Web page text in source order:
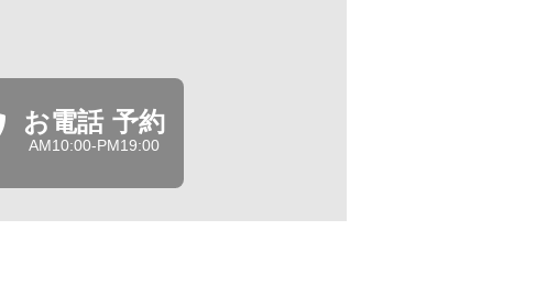
お電話 予約
AM10:00-PM19:00